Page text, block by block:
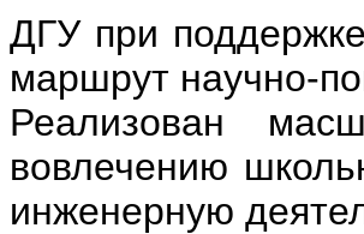
ДГУ при
маршрут научно-
Реализован
вовлечению
инженерную